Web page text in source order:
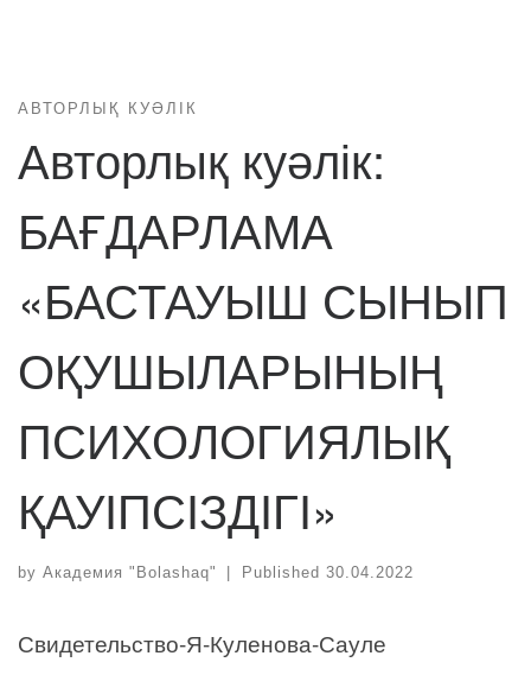
АВТОРЛЫҚ КУӘЛІК
Авторлық куәлік:
БАҒДАРЛАМА
«БАСТАУЫШ СЫНЫП
ОҚУШЫЛАРЫНЫҢ
ПСИХОЛОГИЯЛЫҚ
ҚАУІПСІЗДІГІ»
by Академия "Bolashaq" | Published 30.04.2022
Свидетельство-Я-Куленова-Сауле